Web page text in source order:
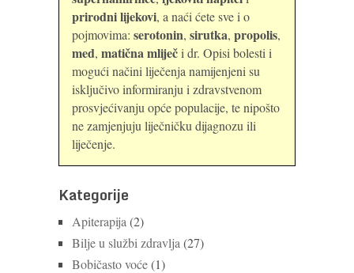
prirodni lijekovi, a naći ćete sve i o
pojmovima: serotonin, sirutka, propolis,
med, matična mliječi dr. Opisi bolesti i
mogući načini liječenja namijenjeni su
isključivo informiranju i zdravstvenom
prosvjećivanju opće populacije, te nipošto
ne zamjenjuju liječničku dijagnozu ili
liječenje.
Kategorije
Apiterapija (2)
Bilje u službi zdravlja (27)
Bobičasto voće(1)